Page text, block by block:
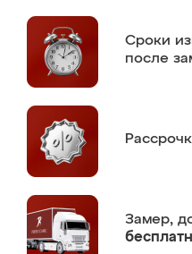
Сроки
после
Замер,